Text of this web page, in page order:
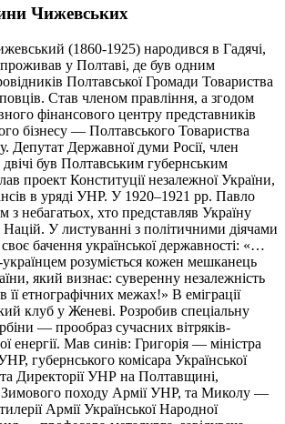
Чижевських
(1860-1925) народився в Гадячі,
у Полтаві, де був одним
Полтавської Громади Товариства
Став членом правління, а згодом
фінансового центру представників
бізнесу — Полтавського Товариства
Депутат Державної думи Росії, член
був Полтавським губернським
проект Конституції незалежної України,
в уряді УНР. У 1920–1921 рр. Павло
з небагатьох, хто представляв Україну
Націй. У листуванні з політичними діячами
бачення української державності: «…
розуміється кожен мешканець
який визнає: суверенну незалежність
її етнографічних межах!» В еміграції
клуб у Женеві. Розробив спеціальну
— прообраз сучасних вітряків-
енергії. Мав синів: Григорія — міністра
губернського комісара Української
Директорії УНР на Полтавщині,
Зимового походу Армії УНР, та Миколу —
Армії Української Народної